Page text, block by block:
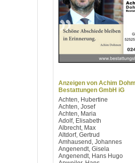
Anzeigen von Achim
Bestattungen GmbH iG
Achten, Hubertine
Achten, Josef
Achten, Maria
Adolf, Elisabeth
Albrecht, Max
Altdorf, Gertrud
Amhausend, Johannes
Angenendt, Gisela
Angenendt, Hans Hugo